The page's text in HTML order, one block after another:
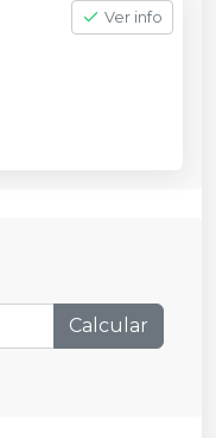
Ver info
Calcular